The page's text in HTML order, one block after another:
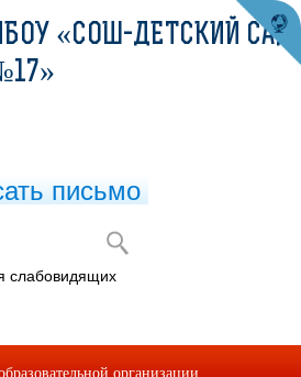
«СОШ-ДЕТСКИЙ САД
письмо
слабовидящих
организации